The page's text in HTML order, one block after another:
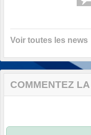
Voir toutes les news
COMMENTEZ